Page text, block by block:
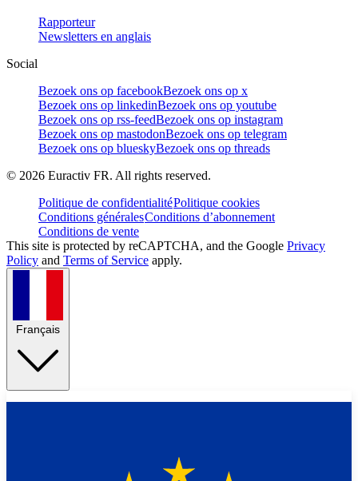
Rapporteur
Newsletters en anglais
Social
Bezoek ons op facebookBezoek ons op x
Bezoek ons op linkedinBezoek ons op youtube
Bezoek ons op rss-feedBezoek ons op instagram
Bezoek ons op mastodonBezoek ons op telegram
Bezoek ons op blueskyBezoek ons op threads
© 2026 Euractiv FR. All rights reserved.
Politique de confidentialitéPolitique cookies
Conditions généralesConditions d’abonnement
Conditions de vente
This site is protected by reCAPTCHA, and the Google Privacy
Policy and Terms of Service apply.
Français